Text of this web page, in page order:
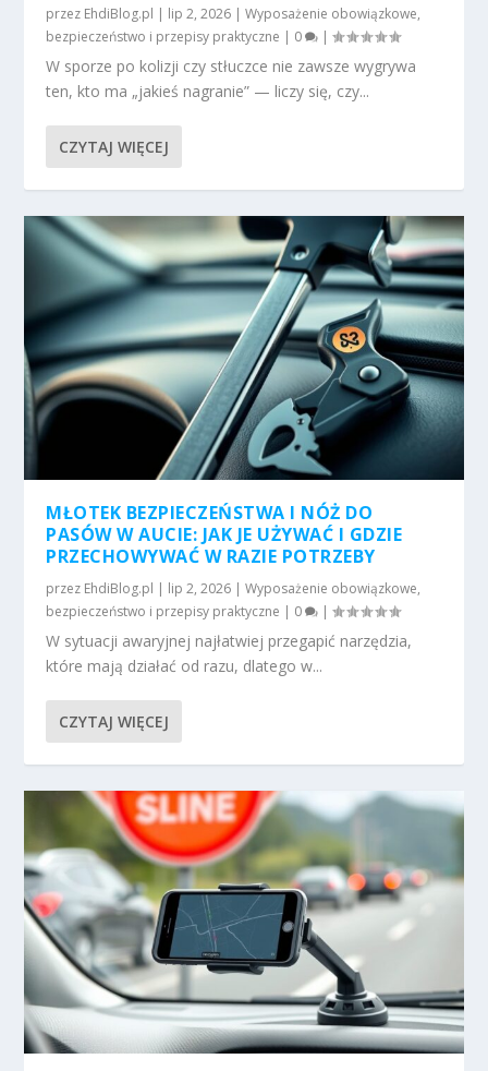
przez EhdiBlog.pl | lip 2, 2026 |Wyposażenie obowiązkowe,
bezpieczeństwo i przepisy praktyczne | 0 |
W sporze po kolizji czy stłuczce nie zawsze wygrywa
ten, kto ma „jakieś nagranie” — liczy się, czy...
CZYTAJ WIĘCEJ
MŁOTEK BEZPIECZEŃSTWA I NÓŻ DO
PASÓW W AUCIE: JAK JE UŻYWAĆ I GDZIE
PRZECHOWYWAĆ W RAZIE POTRZEBY
przez EhdiBlog.pl | lip 2, 2026 |Wyposażenie obowiązkowe,
bezpieczeństwo i przepisy praktyczne | 0 |
W sytuacji awaryjnej najłatwiej przegapić narzędzia,
które mają działać od razu, dlatego w...
CZYTAJ WIĘCEJ